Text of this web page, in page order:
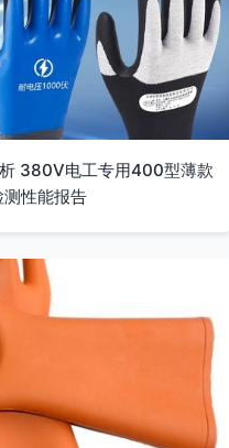
380V电工专用400型薄款
性能报告